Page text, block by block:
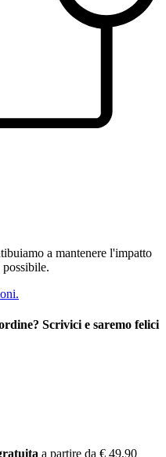
a mantenere l'impatto
Scrivici e saremo felici
a partire da € 49,90